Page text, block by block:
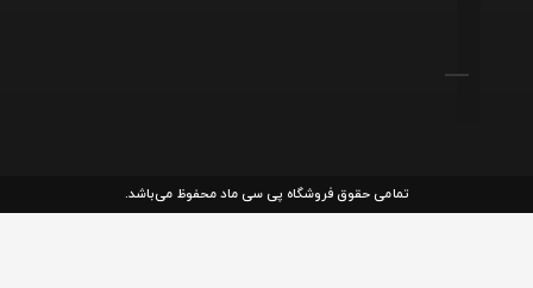
تمامی حقوق فروشگاه پی سی ماد محفوظ می‌باشد.